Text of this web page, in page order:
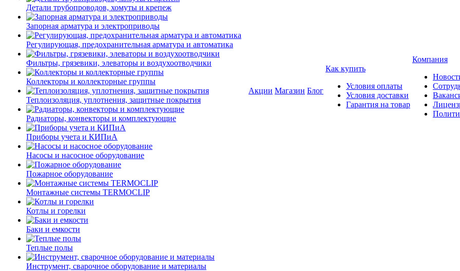
Детали трубопроводов, хомуты и крепеж
Запорная арматура и электроприводы
Регулирующая, предохранительная арматура и автоматика
Фильтры, грязевики, элеваторы и воздухоотводчики
Коллекторы и коллекторные группы
Теплоизоляция, уплотнения, защитные покрытия
Радиаторы, конвекторы и комплектующие
Приборы учета и КИПиА
Насосы и насосное оборудование
Пожарное оборудование
Монтажные системы TERMOCLIP
Котлы и горелки
Баки и емкости
Теплые полы
Инструмент, сварочное оборудование и материалы
Акции Магазин Блог
Как купить
Условия оплаты
Условия доставки
Гарантия на товар
Компания